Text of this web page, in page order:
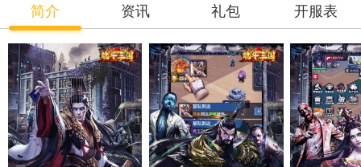
简介 资讯 礼包 开服表